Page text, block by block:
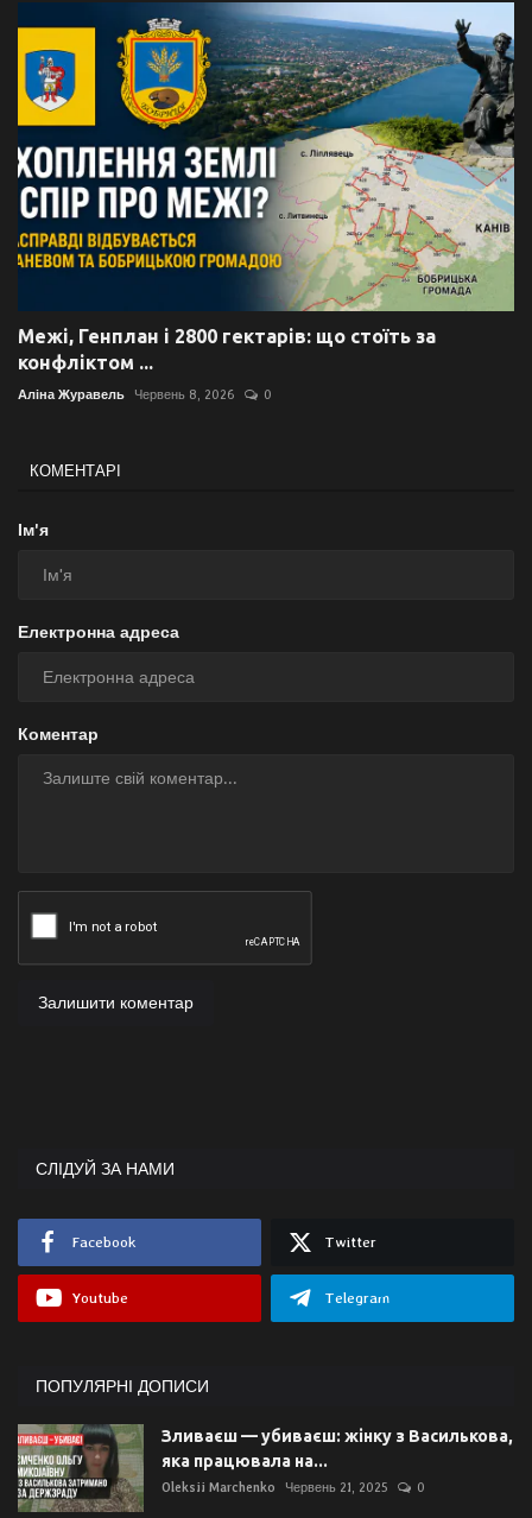
Межі, Генплан і 2800 гектарів: що стоїть за
конфліктом ...
Аліна Журавель Червень 8, 2026 0
КОМЕНТАРІ
Ім'я
Електронна адреса
Коментар
Залишити коментар
СЛІДУЙ ЗА НАМИ
Facebook Twitter
Youtube Telegram
ПОПУЛЯРНІ ДОПИСИ
Зливаєш — убиваєш: жінку з Василькова,
яка працювала на...
Oleksii Marchenko Червень 21, 2025 0